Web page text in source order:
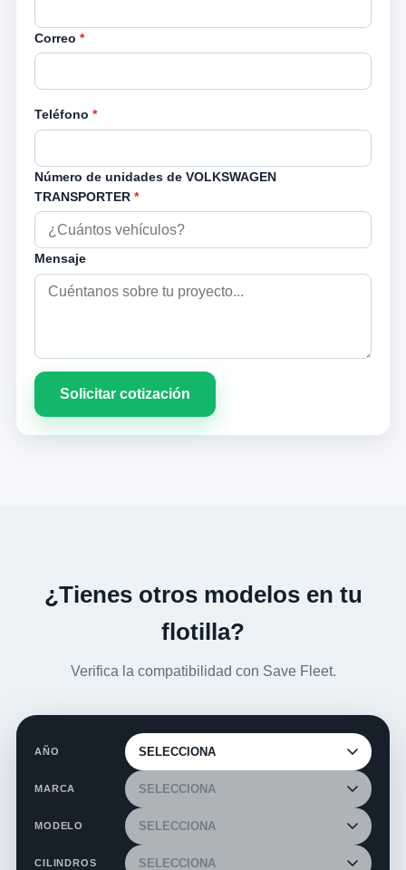
Correo *
Teléfono *
Número de unidades de VOLKSWAGEN
TRANSPORTER *
Mensaje
Solicitar cotización
¿Tienes otros modelos en tu
flotilla?
Verifica la compatibilidad con Save Fleet.
AÑO
MARCA
MODELO
CILINDROS